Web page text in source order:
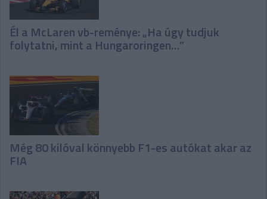
Él a McLaren vb-reménye: „Ha úgy tudjuk
folytatni, mint a Hungaroringen…”
Még 80 kilóval könnyebb F1-es autókat akar az
FIA